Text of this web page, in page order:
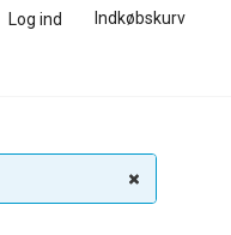
Log ind Indkøbskurv
Produkter